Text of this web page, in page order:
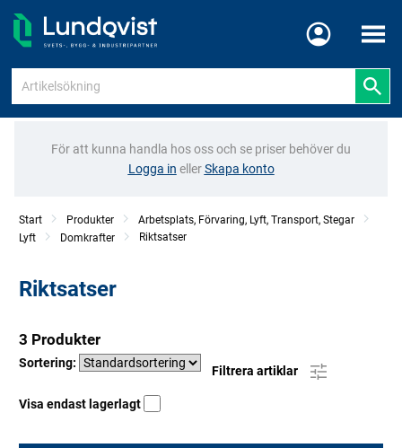
Meny
För att kunna handla hos oss och se priser behöver du
Logga in ellerSkapa konto
Start Produkter
Arbetsplats, Förvaring, Lyft, Transport, Stegar
Lyft
Domkrafter Riktsatser
Riktsatser
3 Produkter
Sortering:
Filtrera artiklar
Visa endast lagerlagt